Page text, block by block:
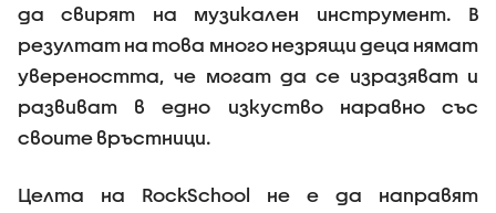
да свирят на музикален инструмент. В
резултат на това много незрящи деца нямат
увереността, че могат да се изразяват и
развиват в едно изкуство наравно със
своите връстници.
Целта на RockSchool не е да направят